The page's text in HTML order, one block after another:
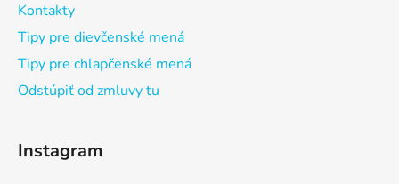
Kontakty
Tipy pre dievčenské mená
Tipy pre chlapčenské mená
Odstúpiť od zmluvy tu
Instagram